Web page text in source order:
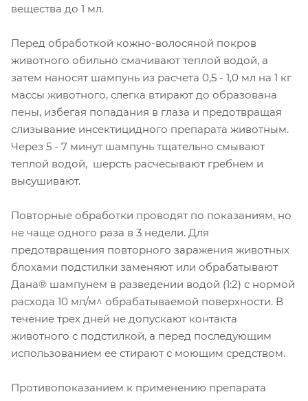
вещества до 1 мл.
Перед обработкой кожно-волосяной покров
животного обильно смачивают теплой водой, а
затем наносят шампунь из расчета 0,5 - 1,0 мл на 1 кг
массы животного, слегка втирают до образована
пены, избегая попадания в глаза и предотвращая
слизывание инсектицидного препарата животным.
Через 5 - 7 минут шампунь тщательно смывают
теплой водой, шерсть расчесывают гребнем и
высушивают.
Повторные обработки проводят по показаниям, но
не чаще одного раза в 3 недели. Для
предотвращения повторного заражения животных
блохами подстилки заменяют или обрабатывают
Дана® шампунем в разведении водой (1:2) с нормой
расхода 10 мл/м^ обрабатываемой поверхности. В
течение трех дней не допускают контакта
животного с подстилкой, а перед последующим
использованием ее стирают с моющим средством.
Противопоказанием к применению препарата